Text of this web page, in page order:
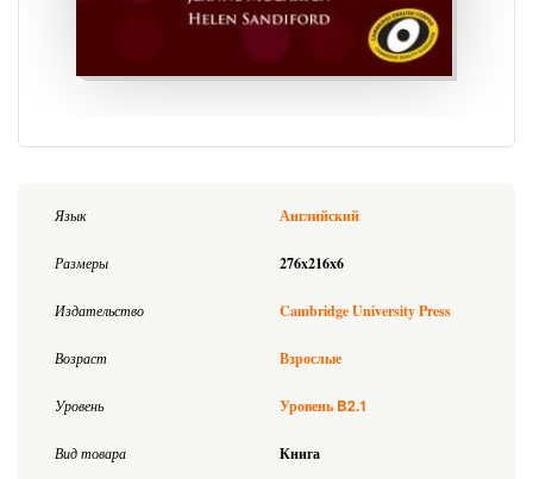
Язык Английский
Размеры 276x216x6
Издательство Cambridge University Press
Возраст Взрослые
Уровень Уровень B2.1
Вид товара Книга